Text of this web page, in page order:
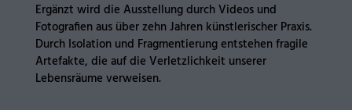
Ergänzt wird die Ausstellung durch Videos und
Fotografien aus über zehn Jahren künstlerischer Praxis.
Durch Isolation und Fragmentierung entstehen fragile
Artefakte, die auf die Verletzlichkeit unserer
Lebensräume verweisen.